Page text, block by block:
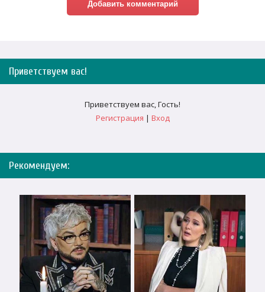
Приветствуем вас!
Приветствуем вас,Гость!
Регистрация | Вход
Рекомендуем: